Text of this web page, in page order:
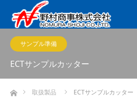
サンプル準備
ECTサンプルカッター
ホーム取扱製品 ECTサンプルカッター